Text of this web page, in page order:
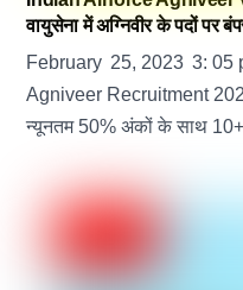
वायुसेना में अग्निवीर के पदों पर
February 25, 2023 3:05
Agniveer Recruitment
न्यूनतम 50% अंकों के साथ